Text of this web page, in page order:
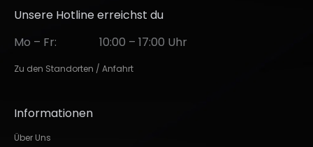
Unsere Hotline erreichst du
Mo – Fr:
10:00 – 17:00 Uhr
Zu den Standorten / Anfahrt
Informationen
Über Uns